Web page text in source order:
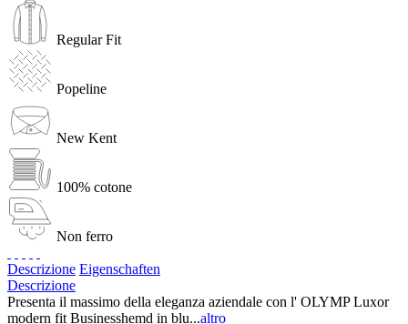
Regular Fit
Popeline
New Kent
100% cotone
Non ferro
Descrizione Eigenschaften
Descrizione
Presenta il massimo della eleganza aziendale con l' OLYMP Luxor
modern fit Businesshemd in blu...altro